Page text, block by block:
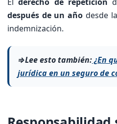
después de un año desde
indemnización.
⇒Lee esto también:¿En
jurídica en un seguro de